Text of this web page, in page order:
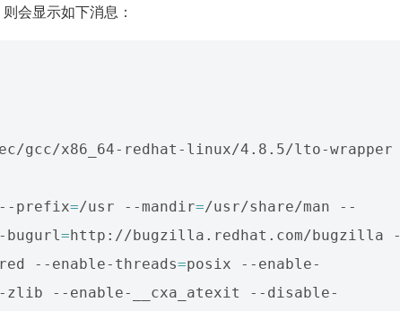
会显示如下消息：
gcc/x86_64-redhat-linux/4.8.5/lto-wrapper
prefix=/usr --mandir=/usr/share/man --
=http://bugzilla.redhat.com/bugzilla -
--enable-threads=posix --enable-
zlib --enable-__cxa_atexit --disable-